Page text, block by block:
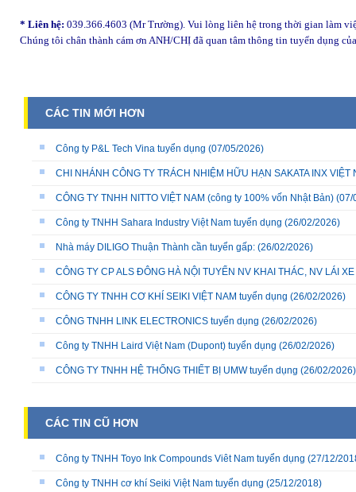
* Liên hệ: 039.366.4603 (Mr Trường). Vui lòng liên hệ trong thời gian làm
Chúng tôi chân thành cám ơn ANH/CHỊ đã quan tâm thông tin tuyển dụng
CÁC TIN MỚI HƠN
Công ty P&L Tech Vina tuyển dụng (07/05/2026)
CHI NHÁNH CÔNG TY TRÁCH NHIỆM HỮU HẠN SAKATA INX
CÔNG TY TNHH NITTO VIỆT NAM (công ty 100% vốn Nhật Bản) (07/
Công ty TNHH Sahara Industry Việt Nam tuyển dụng (26/02/2026)
Nhà máy DILIGO Thuận Thành cần tuyển gấp: (26/02/2026)
CÔNG TY CP ALS ĐÔNG HÀ NỘI TUYỂN NV KHAI THÁC, NV LÁI
CÔNG TY TNHH CƠ KHÍ SEIKI VIỆT NAM tuyển dụng (26/02/2026)
CÔNG TNHH LINK ELECTRONICS tuyển dụng (26/02/2026)
Công ty TNHH Laird Việt Nam (Dupont) tuyển dụng (26/02/2026)
CÔNG TY TNHH HỆ THỐNG THIẾT BỊ UMW tuyển dụng (26/02/2026)
CÁC TIN CŨ HƠN
Công ty TNHH Toyo Ink Compounds Viêt Nam tuyển dụng (27/12/
Công ty TNHH cơ khí Seiki Việt Nam tuyển dụng (25/12/2018)